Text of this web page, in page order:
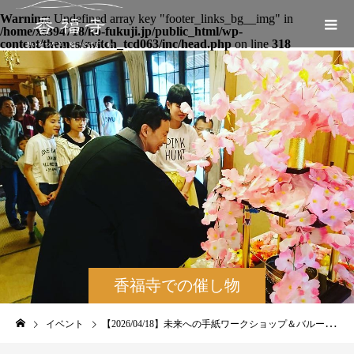
Warning: Undefined array key "footer_links_bg__img" in
/home/xs394718/ko-fukuji.jp/public_html/wp-
content/themes/switch_tcd063/inc/head.php on line 318
香福寺での催し物
（法要やイベントな
イベント 【2026/04/18】未来への手紙ワークショップ＆バルーンアートショー